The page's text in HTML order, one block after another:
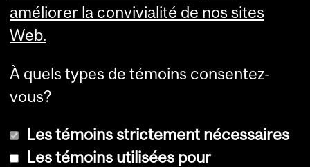
améliorer la convivialité de nos sites
Web.
À quels types de témoins consentez-
vous?
Les témoins strictement nécessaires
Les témoins utilisées pour